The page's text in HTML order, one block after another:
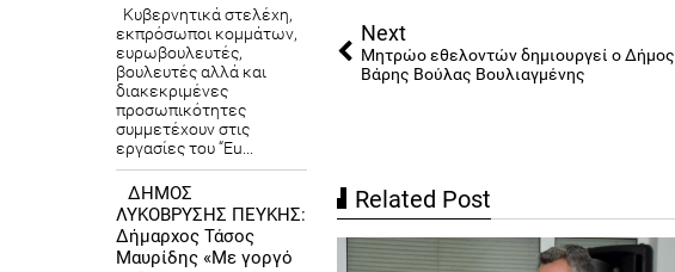
Next
Μητρώο εθελοντών δημιουργεί ο Δήμος
Βάρης Βούλας Βουλιαγμένης
Related Post
Κυβερνητικά στελέχη,
εκπρόσωποι κομμάτων,
ευρωβουλευτές,
βουλευτές αλλά και
διακεκριμένες
προσωπικότητες
συμμετέχουν στις
εργασίες του “Eu...
ΔΗΜΟΣ
ΛΥΚΟΒΡΥΣΗΣ ΠΕΥΚΗΣ:
Δήμαρχος Τάσος
Μαυρίδης «Με γοργό